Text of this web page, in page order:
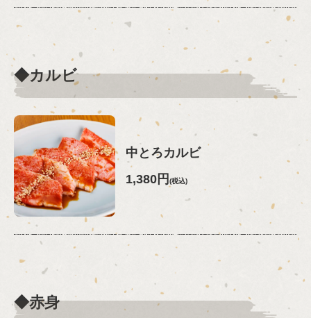
◆カルビ
中とろカルビ
1,380円(税込)
◆赤身